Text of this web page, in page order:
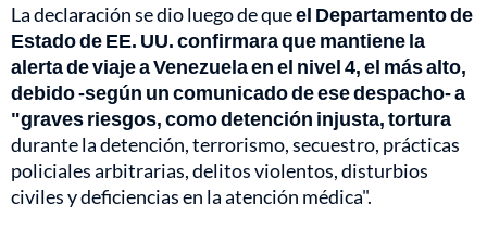
La declaración se dio luego de queel Departamento de
Estado de EE. UU. confirmara que mantiene la
alerta de viaje a Venezuela en el nivel 4, el más alto,
debido -según un comunicado de ese despacho- a
"graves riesgos, como detención injusta, tortura
durante la detención, terrorismo, secuestro, prácticas
policiales arbitrarias, delitos violentos, disturbios
civiles y deficiencias en la atención médica".